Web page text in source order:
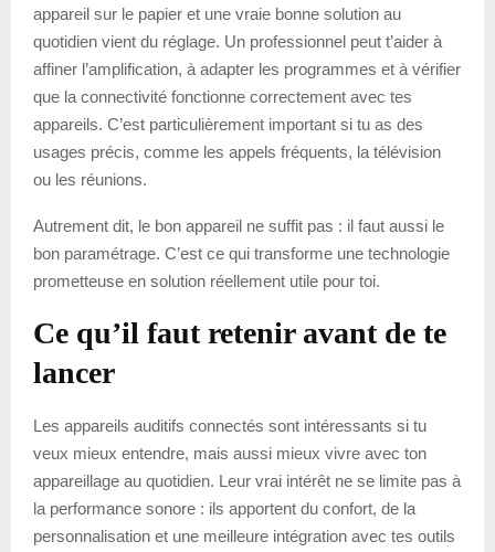
appareil sur le papier et une vraie bonne solution au
quotidien vient du réglage. Un professionnel peut t’aider à
affiner l’amplification, à adapter les programmes et à vérifier
que la connectivité fonctionne correctement avec tes
appareils. C’est particulièrement important si tu as des
usages précis, comme les appels fréquents, la télévision
ou les réunions.
Autrement dit, le bon appareil ne suffit pas : il faut aussi le
bon paramétrage. C’est ce qui transforme une technologie
prometteuse en solution réellement utile pour toi.
Ce qu’il faut retenir avant de te
lancer
Les appareils auditifs connectés sont intéressants si tu
veux mieux entendre, mais aussi mieux vivre avec ton
appareillage au quotidien. Leur vrai intérêt ne se limite pas à
la performance sonore : ils apportent du confort, de la
personnalisation et une meilleure intégration avec tes outils